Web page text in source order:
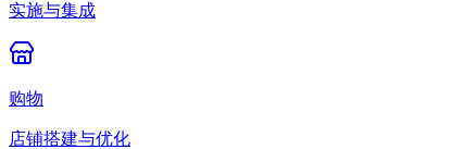
实施与集成
购物
店铺搭建与优化